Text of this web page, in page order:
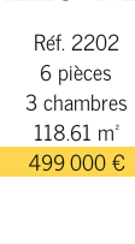
Réf. 2202
6 pièces
3 chambres
118.61 m²
499 000 €